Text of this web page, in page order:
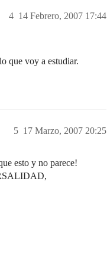
14 Febrero, 2007 17:44
4
que voy a estudiar.
17 Marzo, 2007 20:25
5
esto y no parece!